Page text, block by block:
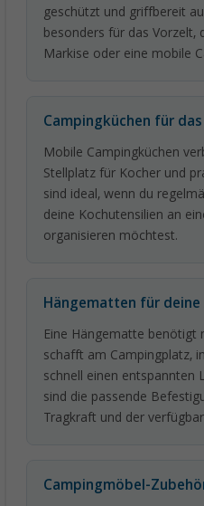
geschützt und griffbereit
besonders für das Vorzelt,
Markise oder eine mobile
Campingküchen für
Mobile Campingküchen
Stellplatz für Kocher und
sind ideal, wenn du
deine Kochutensilien an
organisieren möchtest.
Hängematten für deine
Eine Hängematte benötigt
schafft am Campingplatz,
schnell einen entspannten
sind die passende
Tragkraft und der
Campingmöbel-